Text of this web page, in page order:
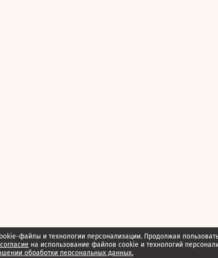
файлы и технологии персонализации. Продолжая
согласие на использование файлов cookie и технологий
обработки персональных данных.